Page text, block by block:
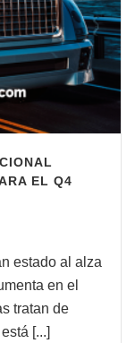
EL Q4
estado al alza
en el
tratan de
[...]